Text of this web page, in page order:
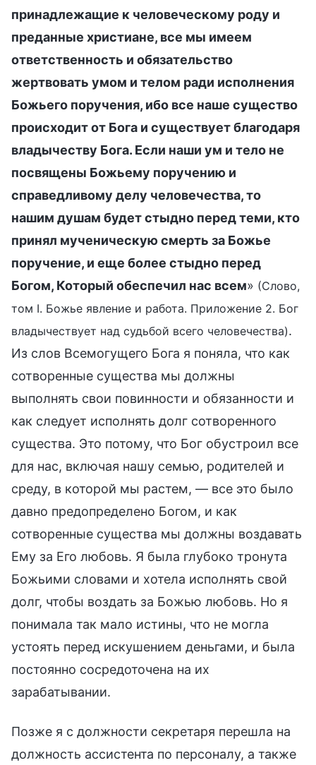
принадлежащие к человеческому роду и
преданные христиане, все мы имеем
ответственность и обязательство
жертвовать умом и телом ради исполнения
Божьего поручения, ибо все наше существо
происходит от Бога и существует благодаря
владычеству Бога. Если наши ум и тело не
посвящены Божьему поручению и
справедливому делу человечества, то
нашим душам будет стыдно перед теми, кто
принял мученическую смерть за Божье
поручение, и еще более стыдно перед
Богом, Который обеспечил нас всем» (Слово,
том I. Божье явление и работа. Приложение 2. Бог
владычествует над судьбой всего человечества).
Из слов Всемогущего Бога я поняла, что как
сотворенные существа мы должны
выполнять свои повинности и обязанности и
как следует исполнять долг сотворенного
существа. Это потому, что Бог обустроил все
для нас, включая нашу семью, родителей и
среду, в которой мы растем, — все это было
давно предопределено Богом, и как
сотворенные существа мы должны воздавать
Ему за Его любовь. Я была глубоко тронута
Божьими словами и хотела исполнять свой
долг, чтобы воздать за Божью любовь. Но я
понимала так мало истины, что не могла
устоять перед искушением деньгами, и была
постоянно сосредоточена на их
зарабатывании.
Позже я с должности секретаря перешла на
должность ассистента по персоналу, а также